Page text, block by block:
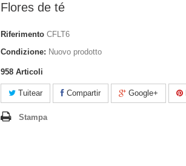
Flores de té
Riferimento CFLT6
Condizione: Nuovo prodotto
958 Articoli
Tuitear Compartir Google+
Stampa